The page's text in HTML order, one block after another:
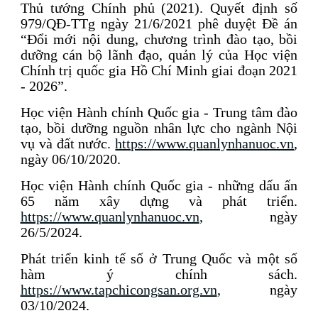
Thủ tướng Chính phủ (2021). Quyết định số
979/QĐ-TTg ngày 21/6/2021 phê duyệt Đề án
“Đổi mới nội dung, chương trình đào tạo, bồi
dưỡng cán bộ lãnh đạo, quản lý của Học viện
Chính trị quốc gia Hồ Chí Minh giai đoạn 2021
- 2026”.
Học viện Hành chính Quốc gia - Trung tâm đào
tạo, bồi dưỡng nguồn nhân lực cho ngành Nội
vụ và đất nước.https://www.quanlynhanuoc.vn,
ngày 06/10/2020.
Học viện Hành chính Quốc gia - những dấu ấn
65 năm xây dựng và phát triển.
https://www.quanlynhanuoc.vn, ngày
26/5/2024.
Phát triển kinh tế số ở Trung Quốc và một số
hàm ý chính sách.
https://www.tapchicongsan.org.vn, ngày
03/10/2024.